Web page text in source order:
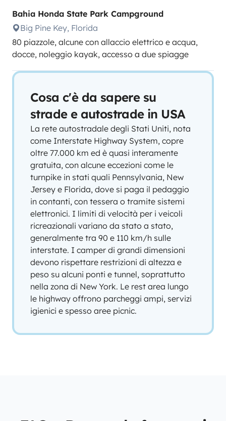
Bahia Honda State Park Campground
Big Pine Key, Florida
80 piazzole, alcune con allaccio elettrico e acqua,
docce, noleggio kayak, accesso a due spiagge
Cosa c'è da sapere su
strade e autostrade in USA
La rete autostradale degli Stati Uniti, nota
come Interstate Highway System, copre
oltre 77.000 km ed è quasi interamente
gratuita, con alcune eccezioni come le
turnpike in stati quali Pennsylvania, New
Jersey e Florida, dove si paga il pedaggio
in contanti, con tessera o tramite sistemi
elettronici. I limiti di velocità per i veicoli
ricreazionali variano da stato a stato,
generalmente tra 90 e 110 km/h sulle
interstate. I camper di grandi dimensioni
devono rispettare restrizioni di altezza e
peso su alcuni ponti e tunnel, soprattutto
nella zona di New York. Le rest area lungo
le highway offrono parcheggi ampi, servizi
igienici e spesso aree picnic.